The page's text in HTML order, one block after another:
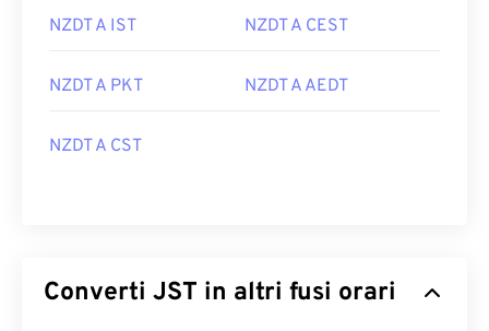
NZDT A IST NZDT A CEST
NZDT A PKT NZDT A AEDT
NZDT A CST
Converti JST in altri fusi orari